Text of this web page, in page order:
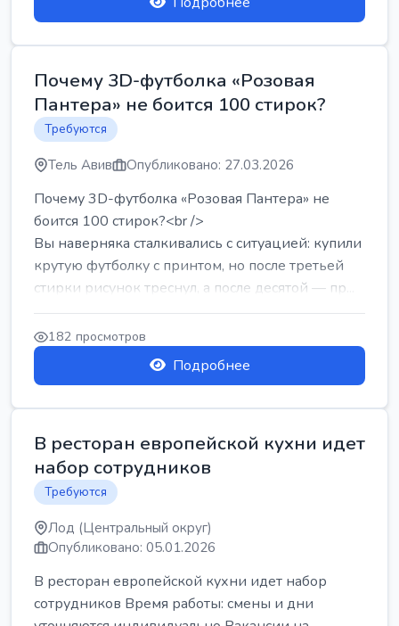
Почему 3D-футболка «Розовая
Пантера» не боится 100 стирок?
Требуются
Тель Авив Опубликовано: 27.03.2026
Почему 3D-футболка «Розовая Пантера» не
боится 100 стирок?<br />
Вы наверняка сталкивались с ситуацией: купили
крутую футболку с принтом, но после третьей
стирки рисунок треснул, а после десятой — пр...
182 просмотров
Подробнее
В ресторан европейской кухни идет
набор сотрудников
Требуются
Лод (Центральный округ)
Опубликовано: 05.01.2026
В ресторан европейской кухни идет набор
сотрудников Время работы: смены и дни